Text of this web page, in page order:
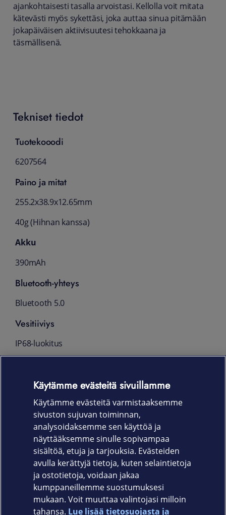
ajankohtaisesti tasalla arvoistasi. Kellolla voit mitata
kätevästi myös sykettäsi, joka auttaa sinua pitämään
jokapäiväisen aktiivisuutesi tehokkaana ja
täsmällisenä.
Tekniset tiedot
Tuotekooodi
6207564
Paino ja mitat
255.2x38.9x12.65mm
40g (Hihnan kanssa)
Akku
390mAh
Bluetooth-yhteys
Bluetooth 5.0
Vesitiiviys
IP68-luokitus
Leveys:22mm
Säädettävä pituus:150-215mm
Takuu
24 kk
Käytämme evästeitä sivuillamme
Käytämme evästeitä varmistaaksemme
sivuston sujuvan toiminnan,
analysoidaksemme sen käyttöä ja
näyttääksemme sinulle sopivampaa
sisältöä, etuja ja tarjouksia. Evästeiden
avulla kerättyjä tietoja, kuten selaintietoja
ja ostotietoja, voidaan jakaa
kumppaneillemme suostumuksesi
mukaan. Voit muuttaa valintojasi milloin
tahansa. Lue lisää tietosuojasta ja